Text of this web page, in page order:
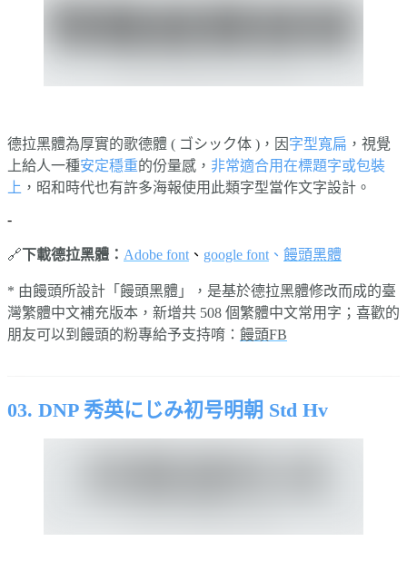
德拉黑體為厚實的歌德體 ( ゴシック体 )，因 字型寬扁 ，視覺
上給人一種安定穩重的份量感， 非常適合用在標題字或包裝
上 ，昭和時代也有許多海報使用此類字型當作文字設計。
-
🔗下載德拉黑體： Adobe font 、 google font 、 饅頭黑體
* 由饅頭所設計「饅頭黑體」，是基於德拉黑體修改而成的臺
灣繁體中文補充版本，新增共 508 個繁體中文常用字；喜歡的
朋友可以到饅頭的粉專給予支持唷： 饅頭FB
03. DNP 秀英にじみ初号明朝 Std Hv